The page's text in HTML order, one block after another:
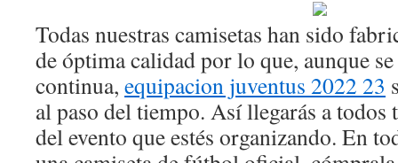
Todas nuestras camisetas han sido
de óptima calidad por lo que, aunque
continua, equipacion juventus 2022 23
al paso del tiempo. Así llegarás a todos
del evento que estés organizando. En